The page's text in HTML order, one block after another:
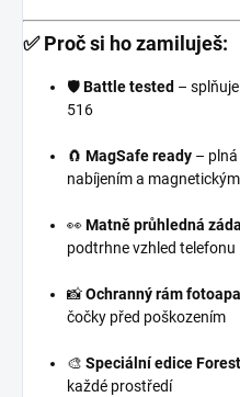
✅ Proč si ho zamiluješ:
🛡️Battle tested –
516
🧲 MagSafe ready –
nabíjením a
👀Matně průhledná záda
podtrhne vzhled telefonu
📸Ochranný rám
čočky před poškozením
🎨 Speciální edice
každé prostředí